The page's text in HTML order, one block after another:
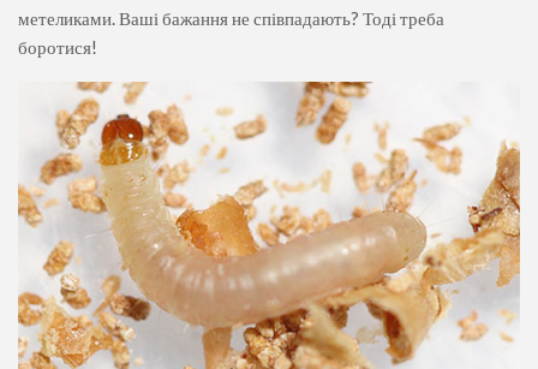
метеликами. Ваші бажання не співпадають? Тоді треба
боротися!